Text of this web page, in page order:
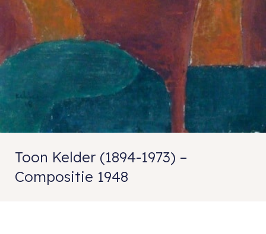
Toon Kelder (1894-1973) –
Compositie 1948